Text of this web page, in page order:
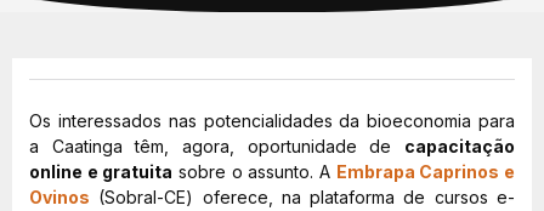
Os interessados nas potencialidades da bioeconomia para
a Caatinga têm, agora, oportunidade de capacitação
online e gratuita sobre o assunto. A Embrapa Caprinos e
Ovinos (Sobral-CE) oferece, na plataforma de cursos e-